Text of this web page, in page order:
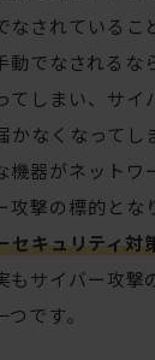
なされているこ
動でなされるな
てしまい、サイ
かなくなってし
機器がネットワ
攻撃の標的とな
セキュリティ対
もサイバー攻撃
です。